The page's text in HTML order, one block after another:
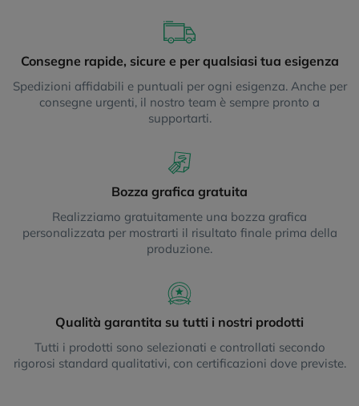
Consegne rapide, sicure e per qualsiasi tua esigenza
Spedizioni affidabili e puntuali per ogni esigenza. Anche per
consegne urgenti, il nostro team è sempre pronto a
supportarti.
Bozza grafica gratuita
Realizziamo gratuitamente una bozza grafica
personalizzata per mostrarti il risultato finale prima della
produzione.
Qualità garantita su tutti i nostri prodotti
Tutti i prodotti sono selezionati e controllati secondo
rigorosi standard qualitativi, con certificazioni dove previste.